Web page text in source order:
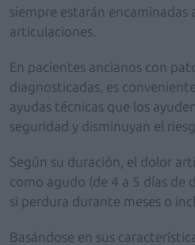
siempre estarán encaminadas
articulaciones.
En pacientes ancianos con
diagnosticadas, es
ayudas técnicas que los
seguridad y disminuyan el
Según su duración, el dolor
como agudo (de 4 a 5 días de
si perdura durante meses o
Basándose en sus